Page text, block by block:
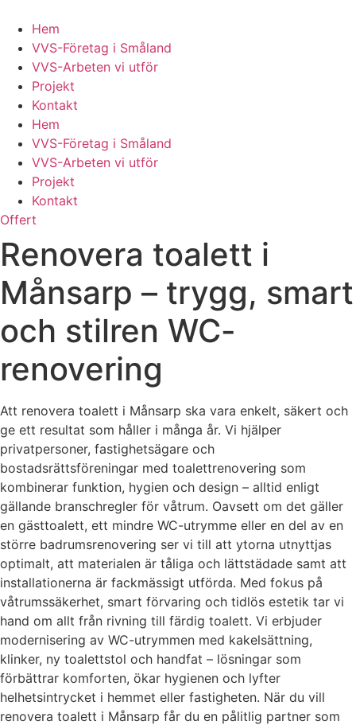
content
Hem
VVS-Företag i Småland
VVS-Arbeten vi utför
Projekt
Kontakt
Hem
VVS-Företag i Småland
VVS-Arbeten vi utför
Projekt
Kontakt
Offert
Renovera toalett i
Månsarp – trygg, smart
och stilren WC-
renovering
Att renovera toalett i Månsarp ska vara enkelt, säkert och
ge ett resultat som håller i många år. Vi hjälper
privatpersoner, fastighetsägare och
bostadsrättsföreningar med toalettrenovering som
kombinerar funktion, hygien och design – alltid enligt
gällande branschregler för våtrum. Oavsett om det gäller
en gästtoalett, ett mindre WC-utrymme eller en del av en
större badrumsrenovering ser vi till att ytorna utnyttjas
optimalt, att materialen är tåliga och lättstädade samt att
installationerna är fackmässigt utförda. Med fokus på
våtrumssäkerhet, smart förvaring och tidlös estetik tar vi
hand om allt från rivning till färdig toalett. Vi erbjuder
modernisering av WC-utrymmen med kakelsättning,
klinker, ny toalettstol och handfat – lösningar som
förbättrar komforten, ökar hygienen och lyfter
helhetsintrycket i hemmet eller fastigheten. När du vill
renovera toalett i Månsarp får du en pålitlig partner som